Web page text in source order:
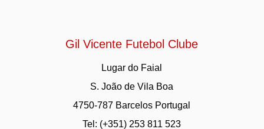
Gil Vicente Futebol Clube
Lugar do Faial
S. João de Vila Boa
4750-787 Barcelos Portugal
Tel: (+351) 253 811 523